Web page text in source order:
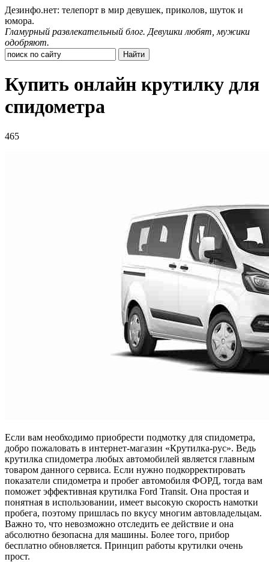
Дезинфо.нет: телепорт в мир девушек, приколов, шуток и
юмора.
Гламурный развлекательный блог. Девушки любят, мужики
одобряют.
Купить онлайн крутилку для
спидометра
465
Если вам необходимо приобрести подмотку для спидометра,
добро пожаловать в интернет-магазин «Крутилка-рус». Ведь
крутилка спидометра любых автомобилей является главным
товаром данного сервиса. Если нужно подкорректировать
показатели спидометра и пробег автомобиля ФОРД, тогда вам
поможет эффективная крутилка Ford Transit. Она простая и
понятная в использовании, имеет высокую скорость намотки
пробега, поэтому пришлась по вкусу многим автовладельцам.
Важно то, что невозможно отследить ее действие и она
абсолютно безопасна для машины. Более того, прибор
бесплатно обновляется. Принцип работы крутилки очень
прост.